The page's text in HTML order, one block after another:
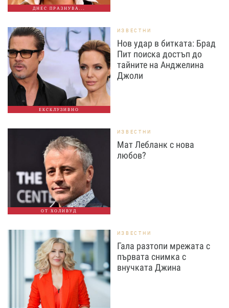
ДНЕС ПРАЗНУВА...
ЕКСКЛУЗИВНО
ИЗВЕСТНИ
Нов удар в битката: Брад
Пит поиска достъп до
тайните на Анджелина
Джоли
ОТ ХОЛИВУД
ИЗВЕСТНИ
Мат Лебланк с нова
любов?
ИЗВЕСТНИ
Гала разтопи мрежата с
първата снимка с
внучката Джина